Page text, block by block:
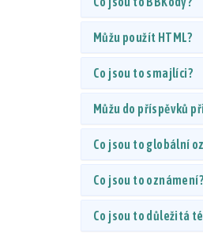
Můžu použít HTML?
Co jsou to smajlíci?
Můžu do příspěvků
Co jsou to globální
Co jsou to oznámení?
Co jsou to důležitá